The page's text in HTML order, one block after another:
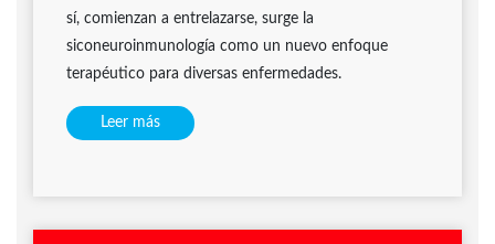
sí, comienzan a entrelazarse, surge la
siconeuroinmunología como un nuevo enfoque
terapéutico para diversas enfermedades.
Leer más